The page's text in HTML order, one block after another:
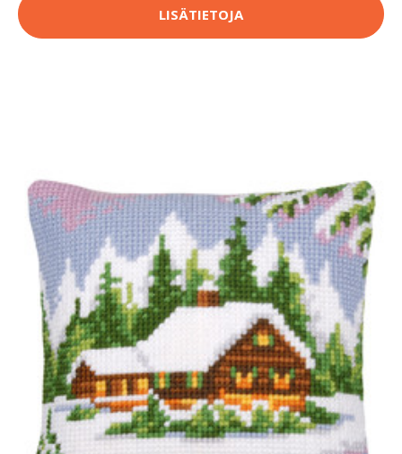
LISÄTIETOJA